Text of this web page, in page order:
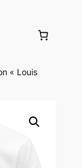
« Louis